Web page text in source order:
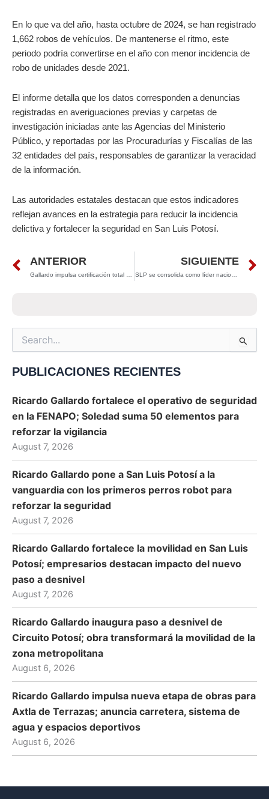
En lo que va del año, hasta octubre de 2024, se han registrado
1,662 robos de vehículos. De mantenerse el ritmo, este
periodo podría convertirse en el año con menor incidencia de
robo de unidades desde 2021.
El informe detalla que los datos corresponden a denuncias
registradas en averiguaciones previas y carpetas de
investigación iniciadas ante las Agencias del Ministerio
Público, y reportadas por las Procuradurías y Fiscalías de las
32 entidades del país, responsables de garantizar la veracidad
de la información.
Las autoridades estatales destacan que estos indicadores
reflejan avances en la estrategia para reducir la incidencia
delictiva y fortalecer la seguridad en San Luis Potosí.
Prev
ANTERIOR
Gallardo impulsa certificación total de policías municipales para blindar la seguridad en SLP
SIGUIENTE
SLP se consolida como líder nacional en movilidad con expansión de MetroRed bajo gobierno de Ricardo Gallardo
Search
for:
PUBLICACIONES RECIENTES
Ricardo Gallardo fortalece el operativo de seguridad
en la FENAPO; Soledad suma 50 elementos para
reforzar la vigilancia
August 7, 2026
Ricardo Gallardo pone a San Luis Potosí a la
vanguardia con los primeros perros robot para
reforzar la seguridad
August 7, 2026
Ricardo Gallardo fortalece la movilidad en San Luis
Potosí; empresarios destacan impacto del nuevo
paso a desnivel
August 7, 2026
Ricardo Gallardo inaugura paso a desnivel de
Circuito Potosí; obra transformará la movilidad de la
zona metropolitana
August 6, 2026
Ricardo Gallardo impulsa nueva etapa de obras para
Axtla de Terrazas; anuncia carretera, sistema de
agua y espacios deportivos
August 6, 2026